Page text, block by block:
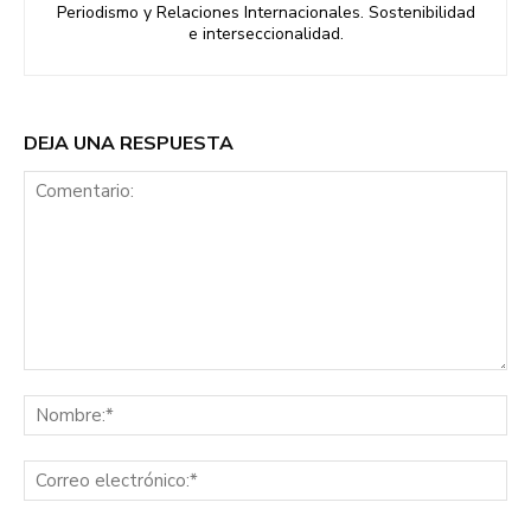
Periodismo y Relaciones Internacionales. Sostenibilidad
e interseccionalidad.
DEJA UNA RESPUESTA